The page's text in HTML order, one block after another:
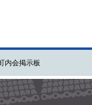
内会掲示板